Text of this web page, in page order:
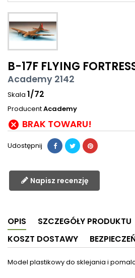
B-17F FLYING
Academy 2142
Skala 1/72
ProducentAcademy
 BRAK TOWARU!
Udostępnij
Napisz recenzję
OPIS
SZCZEGÓŁY PRODUKTU
KOSZT DOSTAWY
Model plastikowy do sklejania i